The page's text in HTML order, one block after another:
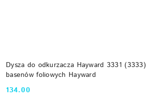
Dysza do odkurzacza Hayward 3331
basenów foliowych Hayward
Cena:
134.00